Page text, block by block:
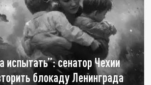
испытать”: сенатор Чехии
блокаду Ленинграда